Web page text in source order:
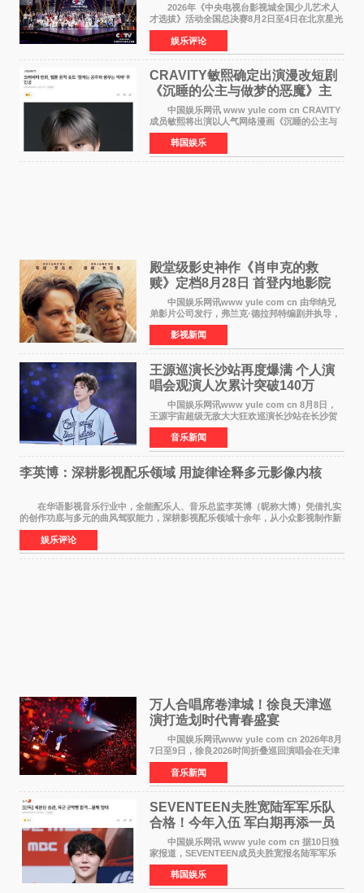
满落幕
2026年《中央电视台影视城全国少儿艺术人
才选拔》活动全国总决赛8月2日至4日在北京星光
影视园成功举办！ 活动于8月2日迎来全国总
决赛的盛大开幕。一年一度的该项活动依然延续
着经典的四大板
娱乐评论
CRAVITY敏熙确定出演漫改短剧
《沉睡的公主与做梦的恶魔》主
人公
中国娱乐网讯 www yule com cn CRAVITY
成员敏熙将出演以人气网络漫画《沉睡的公主与
做梦的恶魔》为原作的短剧，担任主人公。
该短剧讲述了一直照顾陷入沉睡状态女友的吴
敏，在夜空中看
韩国娱乐
殿堂级影史神作《肖申克的救
赎》定档8月28日 首登内地影院
中国娱乐网讯www yule com cn 由华纳兄
弟影片公司发行，弗兰克·德拉邦特编剧并执导，
蒂姆·罗宾斯、摩根·弗里曼主演的影史传世经典
《肖申克的救赎》（The Shawshank
Redemption）今日发布
影视新闻
王源巡演长沙站再度爆满 个人演
唱会观演人次累计突破140万
中国娱乐网讯www yule com cn 8月8日，
王源宇宙超级无敌大大狂欢巡演长沙站在长沙贺
龙体育场唱响，这也是王源个人巡演首次登陆长
沙。十年前，王源曾在这座熟悉的城市举办16岁
生日会，从当初的
音乐新闻
李英博：深耕影视配乐领域 用旋律诠释多元影像内核
在华语影视音乐行业中，全能配乐人、音乐总监李英博（昵称大博）凭借扎实
的创作功底与多元的曲风驾驭能力，深耕影视配乐领域十余年，从小众影视制作新
人成长为横跨主旋律电影、动画番剧、网剧
娱乐评论
万人合唱席卷津城！徐良天津巡
演打造划时代青春盛宴
中国娱乐网讯www yule com cn 2026年8月
7日至9日，徐良2026时间折叠巡回演唱会在天津
连续举办三场演出。整场演出凭借扎实的音乐内
容、有温度的舞台叙事与充满巧思的现场设计，
为天津本地及专
音乐新闻
SEVENTEEN夫胜宽陆军军乐队
合格！今年入伍 军白期再添一员
中国娱乐网讯 www yule com cn 据10日独
家报道，SEVENTEEN成员夫胜宽报名陆军军乐
队并合格，预计将于今年入伍，成为组合中又一
位履行国防义务的成员。 目前SEVENTEEN
正全面进入军白期—
韩国娱乐